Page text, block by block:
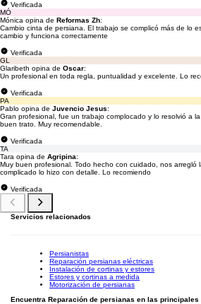
Verificada
MÓ
Mónica opina de Reformas Zh:
Cambio cinta de persiana. El trabajo se complicó más de lo
cambio y funciona correctamente
Verificada
GL
Glaribeth opina de Oscar:
Un profesional en toda regla, puntualidad y excelente. Lo
Verificada
PA
Pablo opina de Juvencio Jesus:
Gran profesional, fue un trabajo complocado y lo resolvió a
buen trato. Muy recomendable.
Verificada
TA
Tara opina de Agripina:
Muy buen profesional. Todo hecho con cuidado, nos arregló
complicado lo hizo con detalle. Lo recomiendo
Verificada
Servicios relacionados
Persianistas
Reparación persianas eléctricas
Instalación de cortinas y estores
Estores y cortinas a medida
Motorización de persianas
Encuentra Reparación de persianas en las principales